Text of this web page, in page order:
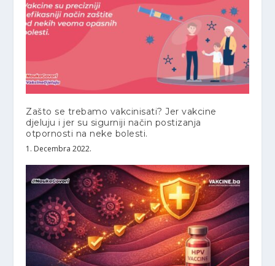
Zašto se trebamo vakcinisati? Jer vakcine
djeluju i jer su sigurniji način postizanja
otpornosti na neke bolesti.
1. Decembra 2022.